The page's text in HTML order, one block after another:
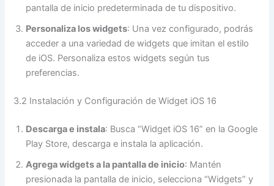
pantalla de inicio predeterminada de tu dispositivo.
Personaliza los widgets: Una vez configurado, podrás
acceder a una variedad de widgets que imitan el estilo
de iOS. Personaliza estos widgets según tus
preferencias.
3.2 Instalación y Configuración de Widget iOS 16
Descarga e instala: Busca “Widget iOS 16” en la Google
Play Store, descarga e instala la aplicación.
Agrega widgets a la pantalla de inicio: Mantén
presionada la pantalla de inicio, selecciona “Widgets” y